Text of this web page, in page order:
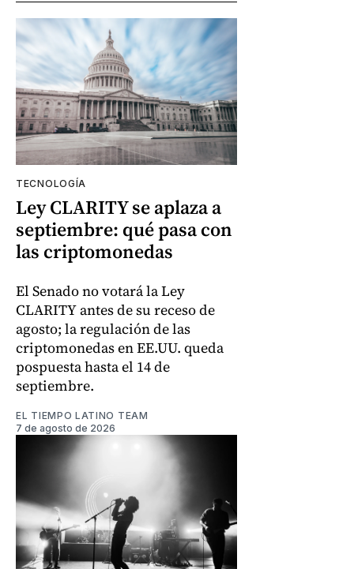
TECNOLOGÍA
Ley CLARITY se aplaza a
septiembre: qué pasa con
las criptomonedas
El Senado no votará la Ley
CLARITY antes de su receso de
agosto; la regulación de las
criptomonedas en EE.UU. queda
pospuesta hasta el 14 de
septiembre.
EL TIEMPO LATINO TEAM
7 de agosto de 2026